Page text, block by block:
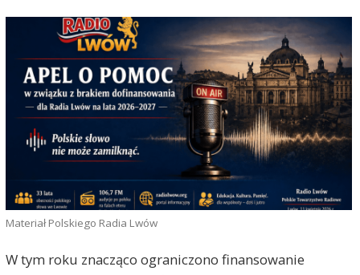
Materiał Polskiego Radia Lwów
W tym roku znacząco ograniczono finansowanie